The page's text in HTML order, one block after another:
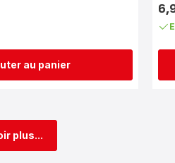
au panier
Prix
plus...